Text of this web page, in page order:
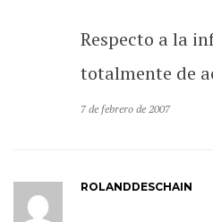
Respecto a la
totalmente de
7 de febrero de 2007
ROLANDDESCHAIN